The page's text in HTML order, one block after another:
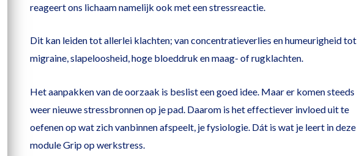
reageert ons lichaam namelijk ook met een stressreactie.
Dit kan leiden tot allerlei klachten; van concentratieverlies en humeurigheid tot
migraine, slapeloosheid, hoge bloeddruk en maag- of rugklachten.
Het aanpakken van de oorzaak is beslist een goed idee. Maar er komen steeds
weer nieuwe stressbronnen op je pad. Daarom is het effectiever invloed uit te
oefenen op wat zich vanbinnen afspeelt, je fysiologie. Dát is wat je leert in deze
module Grip op werkstress.